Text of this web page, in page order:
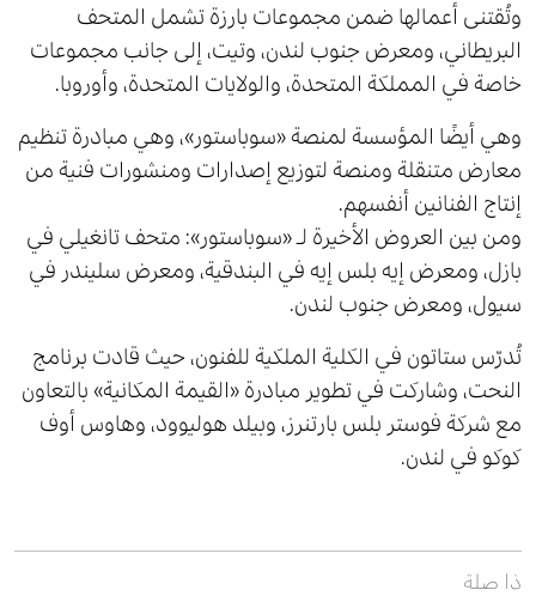
وتُقتنى أعمالها ضمن مجموعات بارزة تشمل المتحف
البريطاني، ومعرض جنوب لندن، وتيت، إلى جانب مجموعات
خاصة في المملكة المتحدة، والولايات المتحدة، وأوروبا.
وهي أيضًا المؤسسة لمنصة «سوباستور»، وهي مبادرة تنظيم
معارض متنقلة ومنصة لتوزيع إصدارات ومنشورات فنية من
إنتاج الفنانين أنفسهم.
ومن بين العروض الأخيرة لـ «سوباستور»: متحف تانغيلي في
بازل، ومعرض إيه بلس إيه في البندقية، ومعرض سليندر في
سيول، ومعرض جنوب لندن.
تُدرّس ستاتون في الكلية الملكية للفنون، حيث قادت برنامج
النحت، وشاركت في تطوير مبادرة «القيمة المكانية» بالتعاون
مع شركة فوستر بلس بارتنرز، وبيلد هوليوود، وهاوس أوف
كوكو في لندن.
ذا صلة